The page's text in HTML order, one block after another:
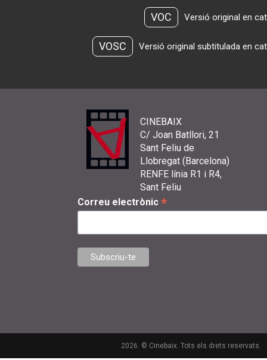
VOC Versió original en
VOSC Versió original subtitulada en
CINEBAIX
C/ Joan Batllori, 21
Sant Feliu de
Llobregat (Barcelona)
RENFE línia R1 i R4,
Sant Feliu
Correu electrònic *
2026. © Cinebaix. Tots els drets reservats.